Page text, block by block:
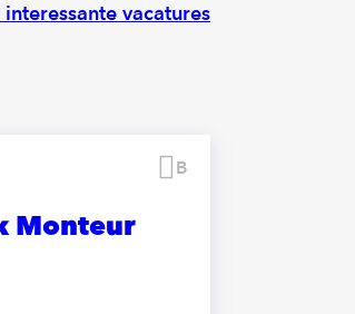
Monteur
Bewaren
vacatures